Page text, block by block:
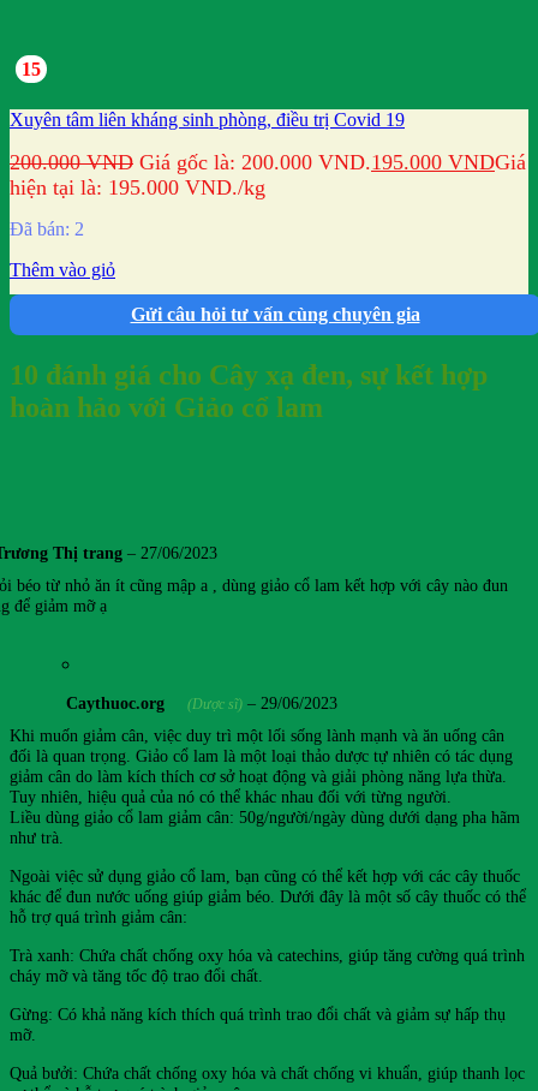
15
Xuyên tâm liên kháng sinh phòng, điều trị Covid 19
200.000VND Giá gốc là: 200.000 VND.195.000 VNDGiá
hiện tại là: 195.000 VND./kg
Đã bán: 2
Thêm vào giỏ
Gửi câu hỏi tư vấn cùng chuyên gia
10 đánh giá cho Cây xạ đen, sự kết hợp
hoàn hảo với Giảo cổ lam
Thị trang – 27/06/2023
béo từ nhỏ ăn ít cũng mập a , dùng giảo cổ lam kết hợp với cây nào đun
để giảm mỡ ạ
Caythuoc.org (Dược sĩ) – 29/06/2023
Khi muốn giảm cân, việc duy trì một lối sống lành mạnh và ăn uống cân
đối là quan trọng. Giảo cổ lam là một loại thảo dược tự nhiên có tác dụng
giảm cân do làm kích thích cơ sở hoạt động và giải phòng năng lựa thừa.
Tuy nhiên, hiệu quả của nó có thể khác nhau đối với từng người.
Liều dùng giảo cổ lam giảm cân: 50g/người/ngày dùng dưới dạng pha hãm
như trà.
Ngoài việc sử dụng giảo cổ lam, bạn cũng có thể kết hợp với các cây thuốc
khác để đun nước uống giúp giảm béo. Dưới đây là một số cây thuốc có thể
hỗ trợ quá trình giảm cân:
Trà xanh: Chứa chất chống oxy hóa và catechins, giúp tăng cường quá trình
cháy mỡ và tăng tốc độ trao đổi chất.
Gừng: Có khả năng kích thích quá trình trao đổi chất và giảm sự hấp thụ
mỡ.
Quả bưởi: Chứa chất chống oxy hóa và chất chống vi khuẩn, giúp thanh lọc